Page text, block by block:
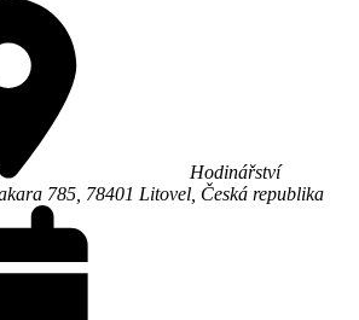
Hodinářství
785, 78401 Litovel Česká republika